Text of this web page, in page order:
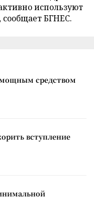
используют
БГНЕС.
мощным средством
вступление